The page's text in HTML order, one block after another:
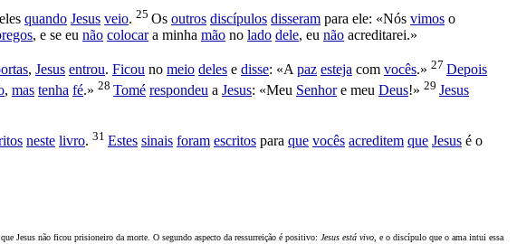
quando Jesus veio. 25 Os outros discípulos disseram para ele: «Nós vimos o
, e se eu não colocara minha mão no lado dele, eu não acreditarei.»
, Jesus entrou. Ficou no meio deles e disse: «Apaz esteja com vocês.» 27 Depois
, mas tenha fé.» 28 Tomé respondeu a Jesus: «Meu Senhore meu Deus!» 29 Jesus
neste livro. 31 Estes sinais foram escritos para que vocês acreditem que Jesus é o
Jesus não ficou prisioneiro da morte. O segundo aspecto da ressurreição é positivo: Jesus está vivo, e o discípulo que o ama intui essa